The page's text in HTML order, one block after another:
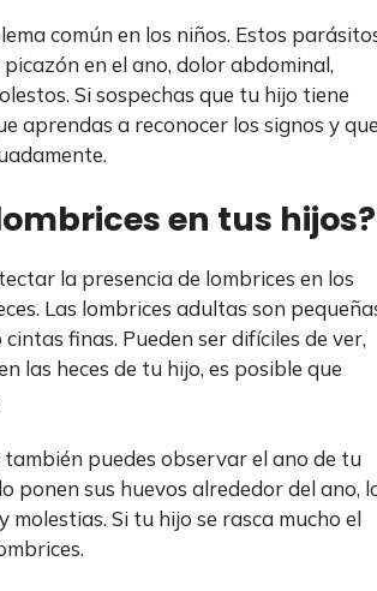
común en los niños. Estos
en el ano, dolor abdominal,
Si sospechas que tu hijo tiene
aprendas a reconocer los signos y
en tus hijos?
la presencia de lombrices en los
Las lombrices adultas son
finas. Pueden ser difíciles de ver,
las heces de tu hijo, es posible que
también puedes observar el ano de tu
ponen sus huevos alrededor del ano,
molestias. Si tu hijo se rasca mucho el